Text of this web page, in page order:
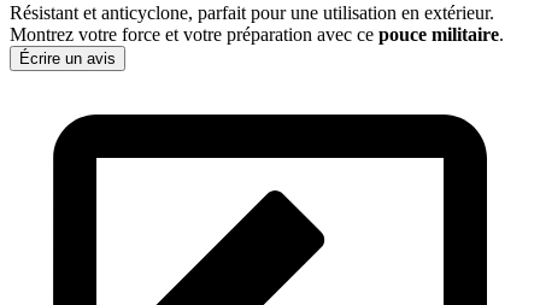
Résistant et anticyclone, parfait pour une utilisation en extérieur.
Montrez votre force et votre préparation avec ce pouce militaire.
Écrire un avis